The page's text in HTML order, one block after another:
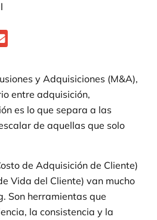
y Adquisiciones (M&A),
entre adquisición,
es lo que separa a las
de aquellas que solo
de Adquisición de Cliente)
Vida del Cliente) van mucho
Son herramientas que
la consistencia y la